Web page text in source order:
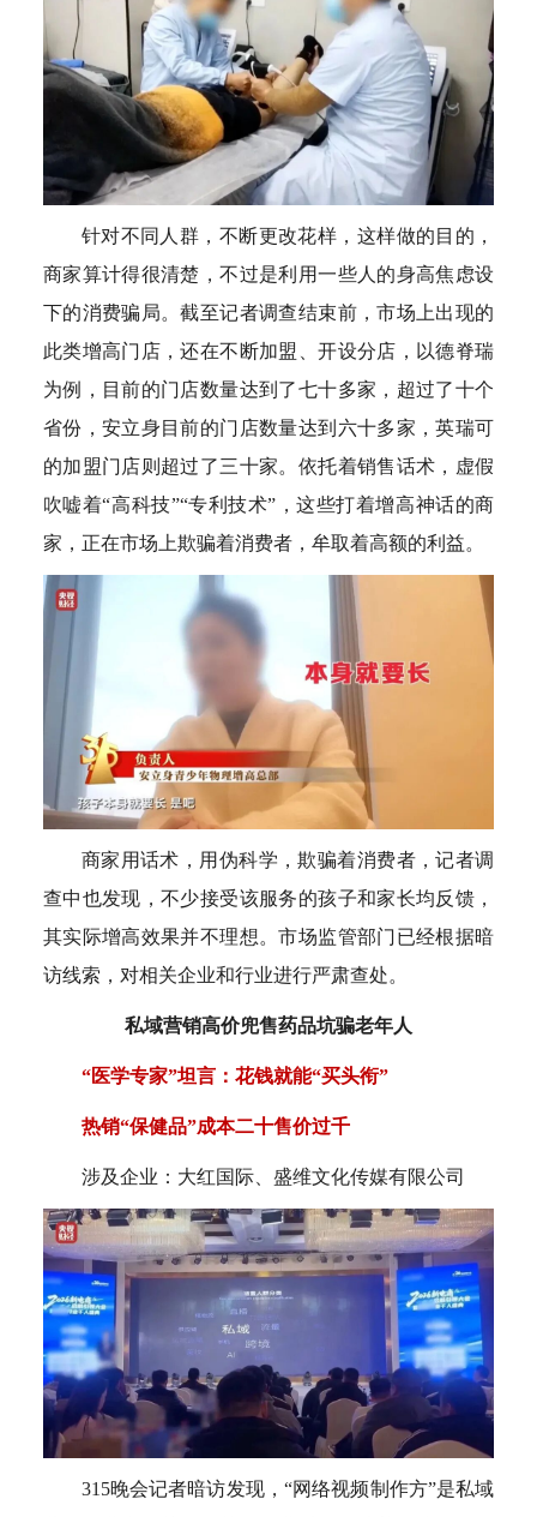
针对不同人群，不断更改花样，这样做的目的，
商家算计得很清楚，不过是利用一些人的身高焦虑设
下的消费骗局。截至记者调查结束前，市场上出现的
此类增高门店，还在不断加盟、开设分店，以德脊瑞
为例，目前的门店数量达到了七十多家，超过了十个
省份，安立身目前的门店数量达到六十多家，英瑞可
的加盟门店则超过了三十家。依托着销售话术，虚假
吹嘘着“高科技”“专利技术”，这些打着增高神话的商
家，正在市场上欺骗着消费者，牟取着高额的利益。
商家用话术，用伪科学，欺骗着消费者，记者调
查中也发现，不少接受该服务的孩子和家长均反馈，
其实际增高效果并不理想。市场监管部门已经根据暗
访线索，对相关企业和行业进行严肃查处。
私域营销高价兜售药品坑骗老年人
“医学专家”坦言：花钱就能“买头衔”
热销“保健品”成本二十售价过千
涉及企业：大红国际、盛维文化传媒有限公司
315晚会记者暗访发现，“网络视频制作方”是私域